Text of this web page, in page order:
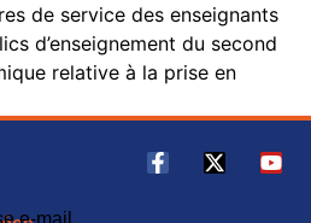
de service des enseignants
d’enseignement du second
relative à la prise en